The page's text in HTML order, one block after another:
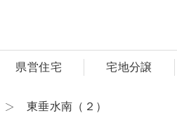
県営住宅 宅地分譲
東垂水南（２）